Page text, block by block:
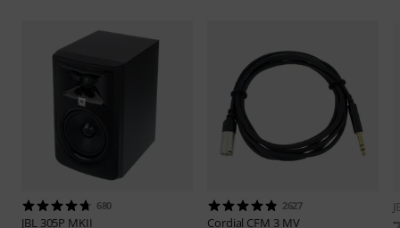
680
JBL 305P MKII
2627
Cordial CFM 3 MV